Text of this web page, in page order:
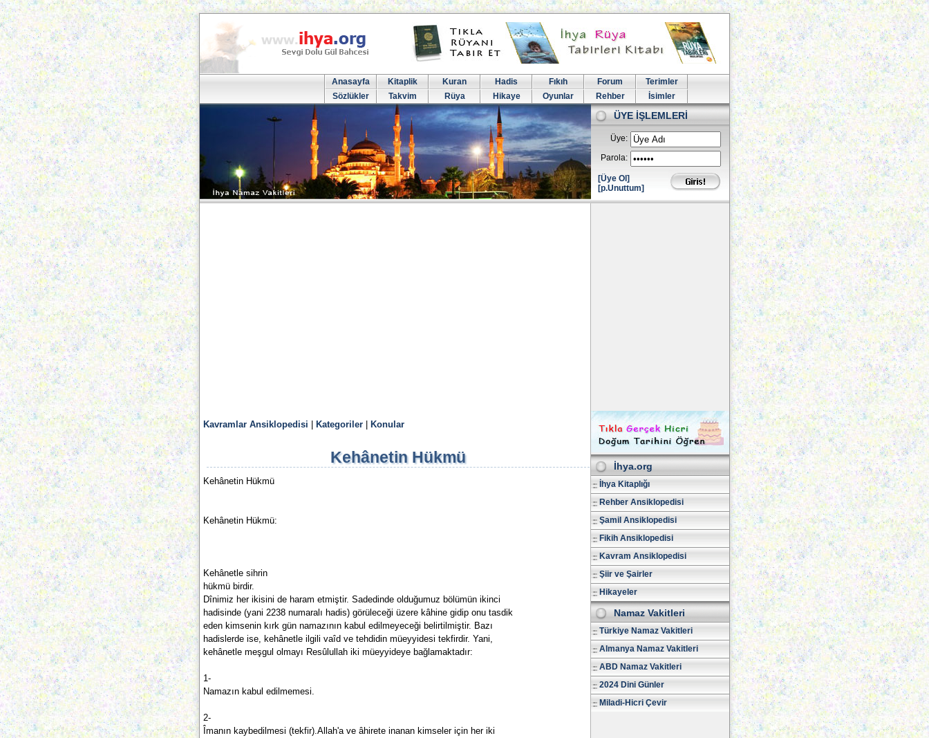
Anasayfa Kitaplik Kuran Hadis Fıkıh Forum
Terimler
Sözlükler
Takvim Rüya Hikaye Oyunlar Rehber İsimler
ÜYE İŞLEMLERİ
Üye:
Parola:
[Üye Ol]
[p.Unuttum]
Kavramlar Ansiklopedisi Kategoriler Konular
Kehânetin Hükmü
Kehânetin Hükmü
Kehânetin Hükmü:
Kehânetle sihrin
hükmü birdir.
Dînimiz her ikisini de haram etmiştir. Sadedinde olduğumuz bölümün ikinci
hadisinde (yani 2238 numaralı hadis) görüleceği üzere kâhine gidip onu tasdik
eden kimsenin kırk gün namazının kabul edilmeyeceği belirtilmiştir. Bazı
hadislerde ise, kehânetle ilgili vaîd ve tehdidin müeyyidesi tekfirdir. Yani,
kehânetle meşgul olmayı Resûlullah iki müeyyideye bağlamaktadır:
1-
Namazın kabul edilmemesi.
2-
Îmanın kaybedilmesi (tekfir).Allah'a ve âhirete inanan kimseler için her iki
İhya.org
İhya Kitaplığı
Rehber Ansiklopedisi
Şamil Ansiklopedisi
Fikih Ansiklopedisi
Kavram Ansiklopedisi
Şiir ve Şairler
Hikayeler
Namaz Vakitleri
Türkiye Namaz Vakitleri
Almanya Namaz Vakitleri
ABD Namaz Vakitleri
2024 Dini Günler
Miladi-Hicri Çevir